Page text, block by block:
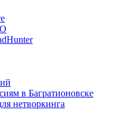
в Багратионовске
нетворкинга